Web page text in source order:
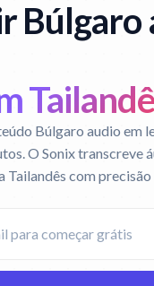
Búlgaro
Búlgaro audio em
O Sonix transcreve
Tailandês com precisão